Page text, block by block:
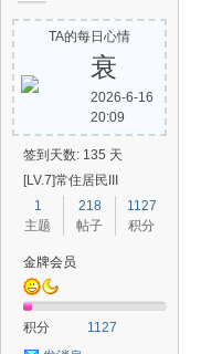
TA的每日心情
衰
2026-6-16
20:09
签到天数: 135 天
[LV.7]常住居民III
1
主题
218
帖子
1127
积分
金牌会员
积分
1127